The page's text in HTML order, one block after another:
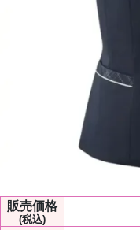
販売価格
(税込)